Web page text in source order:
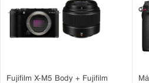
Fujifilm X-M5 Body + Fujifilm